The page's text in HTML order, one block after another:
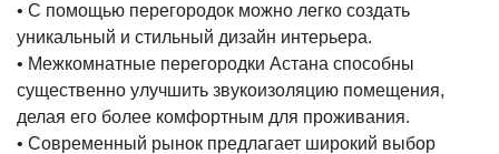
• С помощью перегородок можно легко создать
уникальный и стильный дизайн интерьера.
• Межкомнатные перегородки Астана способны
существенно улучшить звукоизоляцию помещения,
делая его более комфортным для проживания.
• Современный рынок предлагает широкий выбор